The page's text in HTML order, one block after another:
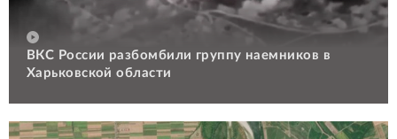
ВКС России разбомбили группу наемников в
Харьковской области